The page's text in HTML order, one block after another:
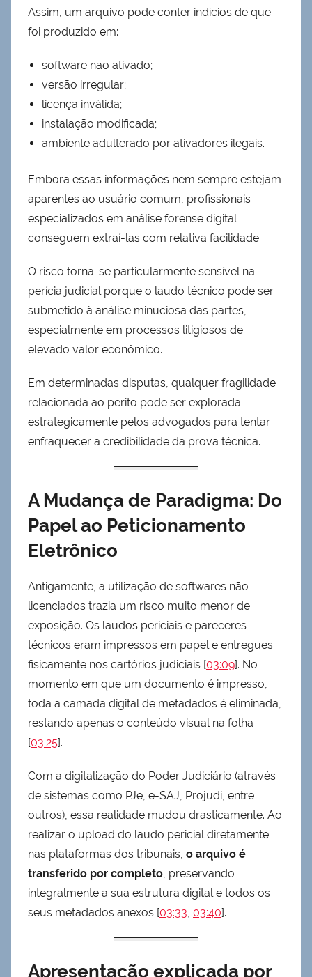
Assim, um arquivo pode conter indícios de que
foi produzido em:
software não ativado;
versão irregular;
licença inválida;
instalação modificada;
ambiente adulterado por ativadores ilegais.
Embora essas informações nem sempre estejam
aparentes ao usuário comum, profissionais
especializados em análise forense digital
conseguem extraí-las com relativa facilidade.
O risco torna-se particularmente sensível na
perícia judicial porque o laudo técnico pode ser
submetido à análise minuciosa das partes,
especialmente em processos litigiosos de
elevado valor econômico.
Em determinadas disputas, qualquer fragilidade
relacionada ao perito pode ser explorada
estrategicamente pelos advogados para tentar
enfraquecer a credibilidade da prova técnica.
A Mudança de Paradigma: Do
Papel ao Peticionamento
Eletrônico
Antigamente, a utilização de softwares não
licenciados trazia um risco muito menor de
exposição. Os laudos periciais e pareceres
técnicos eram impressos em papel e entregues
fisicamente nos cartórios judiciais [03:09]. No
momento em que um documento é impresso,
toda a camada digital de metadados é eliminada,
restando apenas o conteúdo visual na folha
[03:25].
Com a digitalização do Poder Judiciário (através
de sistemas como PJe, e-SAJ, Projudi, entre
outros), essa realidade mudou drasticamente. Ao
realizar o upload do laudo pericial diretamente
nas plataformas dos tribunais, o arquivo é
transferido por completo , preservando
integralmente a sua estrutura digital e todos os
seus metadados anexos [03:33 03:40].
Apresentação explicada por